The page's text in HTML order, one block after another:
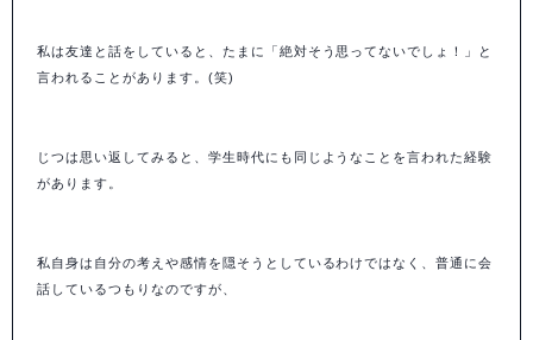
私は友達と話をしていると、たまに「絶対そう思ってないでしょ！」と
言われることがあります。 (笑)
じつは思い返してみると、学生時代にも同じようなことを言われた経験
があります。
私自身は自分の考えや感情を隠そうとしているわけではなく、普通に会
話しているつもりなのですが、